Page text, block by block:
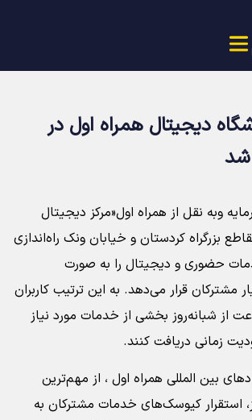
دیجیتال همراه اول در
شد
وبه نقل از همراه اول«مرکز دیجیتال
بزرگراه کردستان و خیابان ونک راه‌اندازی
حضوری و دیجیتال را به صورت
مشترکان قرار می‌دهد. به این ترتیب کاربران
از شبانه‌روز بخشی از خدمات مورد نیاز
زمانی دریافت کنند.
بین المللی همراه اول ، از مهم‌ترین
استقرار کیوسک‌های خدمات مشترکان به